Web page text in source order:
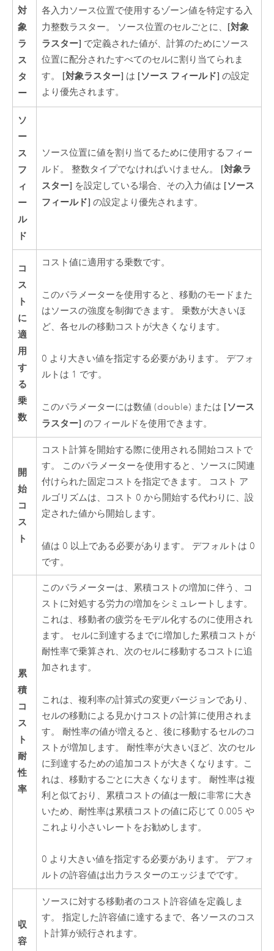
対
象
ラ
ス
タ
ー
各入力ソース位置で使用するゾーン値を特定する入
力整数ラスター。 ソース位置のセルごとに、 [対象
ラスター] で定義された値が、計算のためにソース
位置に配分されたすべてのセルに割り当てられま
す。 [対象ラスター] は [ソース フィールド] の設定
より優先されます。
ソ
ー
ス
フ
ィ
ー
ル
ド
ソース位置に値を割り当てるために使用するフィー
ルド。 整数タイプでなければいけません。 [対象ラ
スター] を設定している場合、その入力値は [ソース
フィールド] の設定より優先されます。
コ
ス
ト
に
適
用
す
る
乗
数
コスト値に適用する乗数です。
このパラメーターを使用すると、移動のモードまた
はソースの強度を制御できます。 乗数が大きいほ
ど、各セルの移動コストが大きくなります。
0 より大きい値を指定する必要があります。 デフォ
ルトは 1 です。
このパラメーターには数値 (double) または [ソース
ラスター] のフィールドを使用できます。
開
始
コ
ス
ト
コスト計算を開始する際に使用される開始コストで
す。 このパラメーターを使用すると、ソースに関連
付けられた固定コストを指定できます。 コスト ア
ルゴリズムは、コスト 0 から開始する代わりに、設
定された値から開始します。
値は 0 以上である必要があります。 デフォルトは 0
です。
累
積
コ
ス
ト
耐
性
率
このパラメーターは、累積コストの増加に伴う、コ
ストに対処する労力の増加をシミュレートします。
これは、移動者の疲労をモデル化するのに使用され
ます。 セルに到達するまでに増加した累積コストが
耐性率で乗算され、次のセルに移動するコストに追
加されます。
これは、複利率の計算式の変更バージョンであり、
セルの移動による見かけコストの計算に使用されま
す。 耐性率の値が増えると、後に移動するセルのコ
ストが増加します。 耐性率が大きいほど、次のセル
に到達するための追加コストが大きくなります。こ
れは、移動するごとに大きくなります。 耐性率は複
利と似ており、累積コストの値は一般に非常に大き
いため、耐性率は累積コストの値に応じて 0.005 や
これより小さいレートをお勧めします。
0 より大きい値を指定する必要があります。 デフォ
ルトの許容値は出力ラスターのエッジまでです。
収
容
ソースに対する移動者のコスト許容値を定義しま
す。 指定した許容値に達するまで、各ソースのコス
ト計算が続行されます。